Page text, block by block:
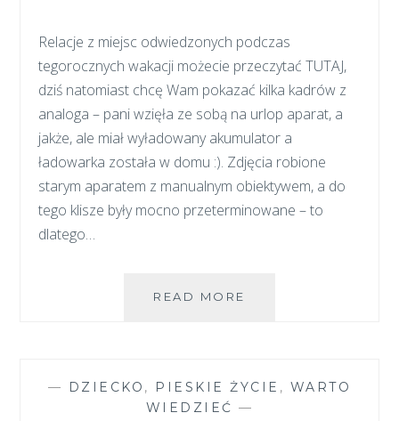
Relacje z miejsc odwiedzonych podczas
tegorocznych wakacji możecie przeczytać TUTAJ,
dziś natomiast chcę Wam pokazać kilka kadrów z
analoga – pani wzięła ze sobą na urlop aparat, a
jakże, ale miał wyładowany akumulator a
ładowarka została w domu :). Zdjęcia robione
starym aparatem z manualnym obiektywem, a do
tego klisze były mocno przeterminowane – to
dlatego…
READ MORE
— DZIECKO , PIESKIE ŻYCIE , WARTO
WIEDZIEĆ —